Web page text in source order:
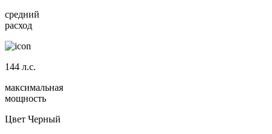
средний
расход
144 л.с.
максимальная
мощность
Цвет Черный